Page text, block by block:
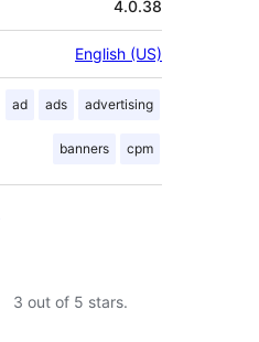
4.0.38
English (US)
ad ads advertising
banners cpm
3 out of 5 stars.